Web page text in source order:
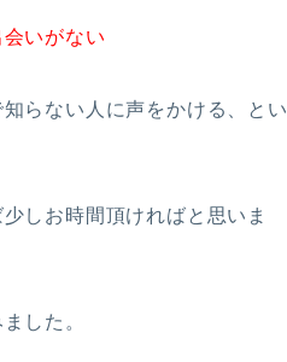
いがない
らない人に声をかける、とい
しお時間頂ければと思いま
した。